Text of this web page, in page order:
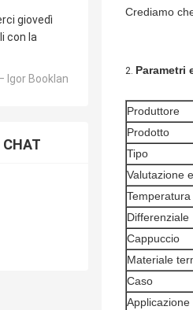
giovedì
con la
Igor Booklan
CHAT
Crediamo
2. Parametri
Produttore
Prodotto
Tipo
Valutazione
Differenziale
Cappuccio
Materiale
Caso
Applicazione